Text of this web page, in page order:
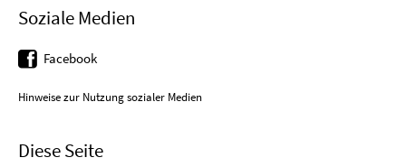
Soziale Medien
Facebook
Hinweise zur Nutzung sozialer Medien
Diese Seite